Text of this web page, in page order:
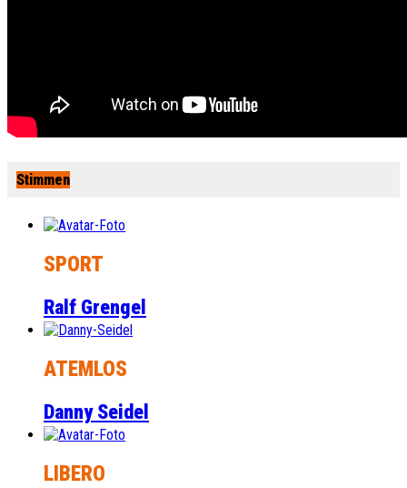
Stimmen
SPORT
Ralf Grengel
ATEMLOS
Danny Seidel
LIBERO